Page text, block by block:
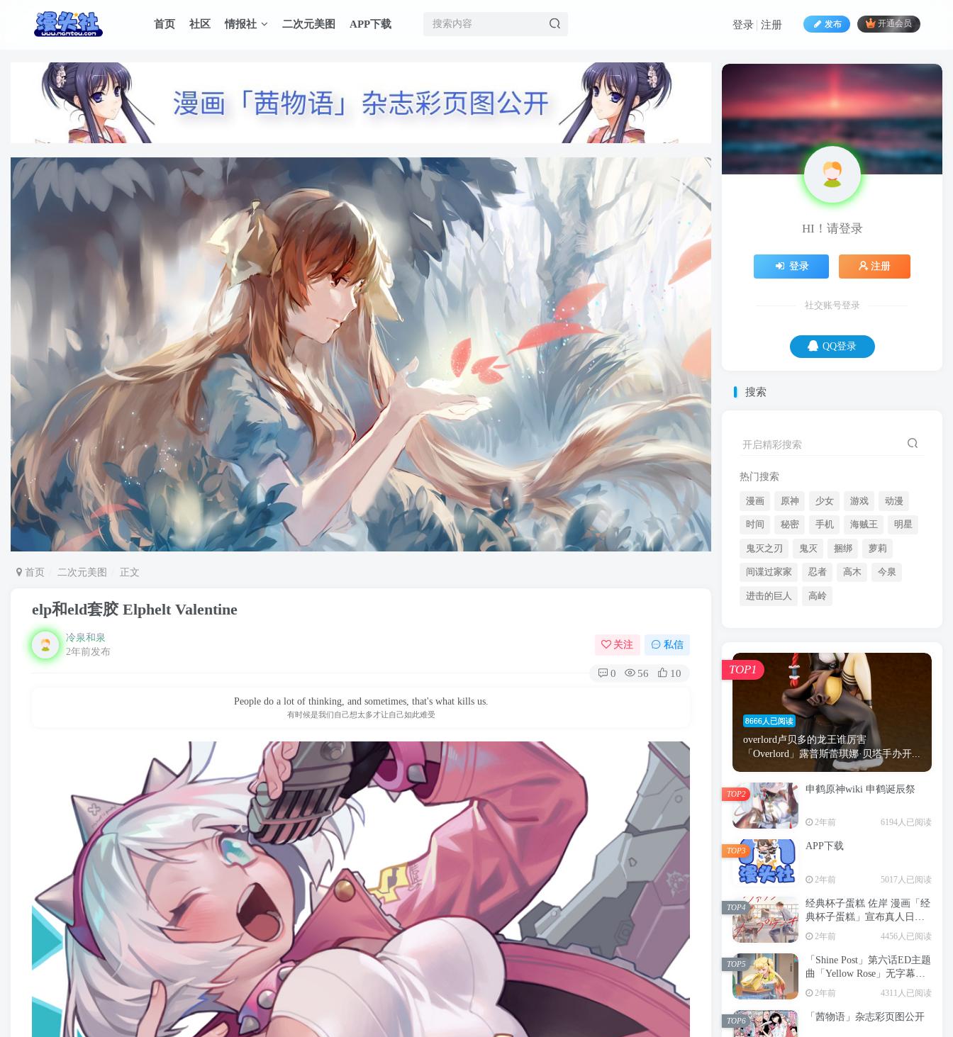
首页 社区 情报社 二次元美图 APP下载 发布 开通会员
登录 注册
首页 二次元美图 正文
elp和eld套胶 Elphelt Valentine
冷泉和泉
2年前发布
关注 私信
0 56 10
People do a lot of thinking, and sometimes, that's what kills us.
有时候是我们自己想太多才让自己如此难受
HI！请登录
登录 注册
社交账号登录
QQ登录
搜索
开启精彩搜索
热门搜索
漫画 原神 少女 游戏 动漫
时间 秘密 手机 海贼王 明星
鬼灭之刃 鬼灭 捆绑 萝莉
间谍过家家 忍者 高木 今泉
进击的巨人 高岭
8666人已阅读
overlord卢贝多的龙王谁厉害
「Overlord」露普斯蕾琪娜·贝塔手办开...
TOP1
申鹤原神wiki 申鹤诞辰祭
2年前 6194人已阅读
TOP2
APP下载
2年前 5017人已阅读
TOP3
经典杯子蛋糕 佐岸 漫画「经
典杯子蛋糕」宣布真人日剧
化
2年前 4456人已阅读
TOP4
「Shine Post」第六话ED主题
曲「Yellow Rose」无字幕MV
公开
2年前 4311人已阅读
TOP5
「茜物语」杂志彩页图公开
TOP6
HI！请登录
登录 注册
社交账号登录
QQ登录
人不是慢慢变老的，而是一瞬间变老的。
时间 秘密 手机 海贼王
鬼灭 捆绑 萝莉
间谍过家家 忍者 高木
进击的巨人 高岭
8666人已阅读
overlord卢贝多的龙王谁厉害
「Overlord」露普斯蕾琪娜·贝塔手办开...
TOP1
申鹤原神wiki 申鹤诞辰祭
2年前 6194人已阅读
TOP2
APP下载
2年前 5017人已阅读
TOP3